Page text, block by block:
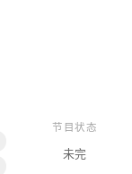
节目状态
未完